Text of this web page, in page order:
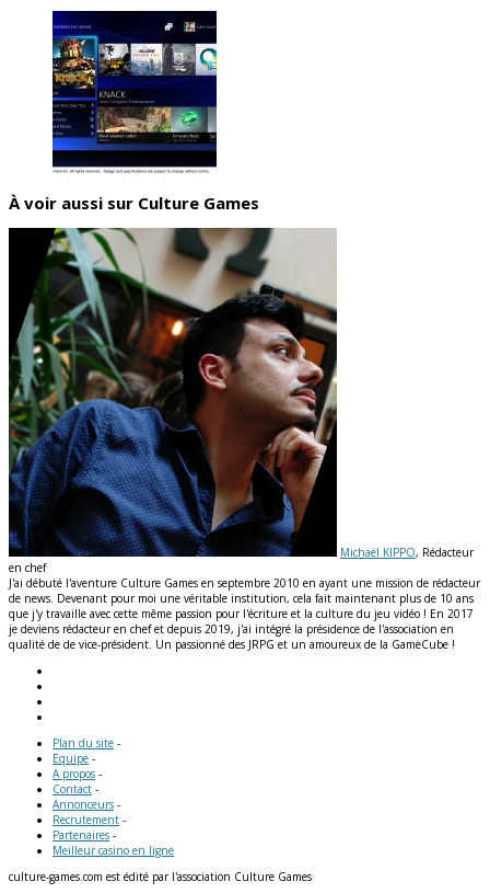
À voir aussi sur Culture Games
Michaël KIPPO, Rédacteur
en chef
J'ai débuté l'aventure Culture Games en septembre 2010 en ayant une mission de rédacteur
de news. Devenant pour moi une véritable institution, cela fait maintenant plus de 10 ans
que j'y travaille avec cette même passion pour l'écriture et la culture du jeu vidéo ! En 2017
je deviens rédacteur en chef et depuis 2019, j'ai intégré la présidence de l'association en
qualité de de vice-président. Un passionné des JRPG et un amoureux de la GameCube !
Plan du site -
Equipe -
A propos -
Contact -
Annonceurs -
Recrutement -
Partenaires -
Meilleur casino en ligne
culture-games.com est édité par l'association Culture Games